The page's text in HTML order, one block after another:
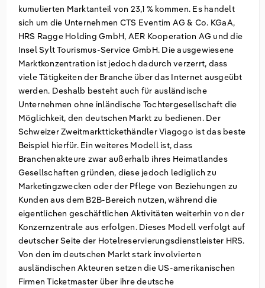
kumulierten Marktanteil von 23,1 % kommen. Es handelt
sich um die Unternehmen CTS Eventim AG & Co. KGaA,
HRS Ragge Holding GmbH, AER Kooperation AG und die
Insel Sylt Tourismus-Service GmbH. Die ausgewiesene
Marktkonzentration ist jedoch dadurch verzerrt, dass
viele Tätigkeiten der Branche über das Internet ausgeübt
werden. Deshalb besteht auch für ausländische
Unternehmen ohne inländische Tochtergesellschaft die
Möglichkeit, den deutschen Markt zu bedienen. Der
Schweizer Zweitmarkttickethändler Viagogo ist das beste
Beispiel hierfür. Ein weiteres Modell ist, dass
Branchenakteure zwar außerhalb ihres Heimatlandes
Gesellschaften gründen, diese jedoch lediglich zu
Marketingzwecken oder der Pflege von Beziehungen zu
Kunden aus dem B2B-Bereich nutzen, während die
eigentlichen geschäftlichen Aktivitäten weiterhin von der
Konzernzentrale aus erfolgen. Dieses Modell verfolgt auf
deutscher Seite der Hotelreservierungsdienstleister HRS.
Von den im deutschen Markt stark involvierten
ausländischen Akteuren setzen die US-amerikanischen
Firmen Ticketmaster über ihre deutsche